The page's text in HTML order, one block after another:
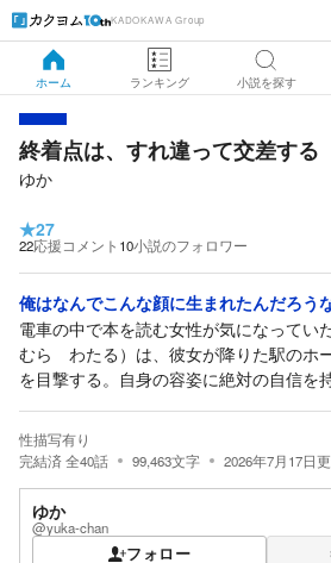
KADOKAWA Group
ホーム ランキング 小説を探す
終着点は、すれ違って交差する
ゆか
★27
22応援コメント 10小説のフォロワー
俺はなんでこんな顔に生まれたんだろう
電車の中で本を読む女性が気になってい
むら わたる）は、彼女が降りた駅のホ
を目撃する。自身の容姿に絶対の自信を
性描写有り
完結済全40話 99,463文字 2026年7月17日
ゆか
@yuka-chan
フォロー